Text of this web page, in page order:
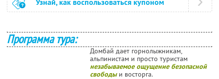
Узнай, как воспользоваться купоном
Программа тура:
Домбай дает горнолыжникам,
альпинистам и просто туристам
незабываемое ощущение безопасной
свободыи восторга.